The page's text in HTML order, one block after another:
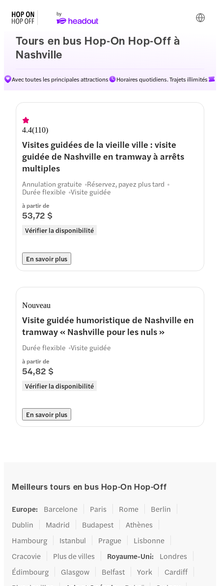
Tours en bus Hop-On Hop-Off à
Nashville
Avec toutes les principales attractions Horaires quotidiens. Trajets illimités
Itinéraires
4.4(110)
Visites guidées de la vieille ville : visite
guidée de Nashville en tramway à arrêts
multiples
à partir de
53,72 $
Vérifier la disponibilité
Annulation gratuite Réservez, payez plus tard
Durée flexible Visite guidée
En savoir plus
Nouveau
Visite guidée humoristique de Nashville en
tramway « Nashville pour les nuls »
à partir de
54,82 $
Vérifier la disponibilité
Durée flexible Visite guidée
En savoir plus
Meilleurs tours en bus Hop-On Hop-Off
Europe: Barcelone Paris Rome
Berlin
Dublin
Madrid Budapest
Athènes
Hambourg
Istanbul Prague
Lisbonne
Cracovie
Plus de villes Royaume-Uni:
Londres
Édimbourg
Glasgow Belfast York
Cardiff